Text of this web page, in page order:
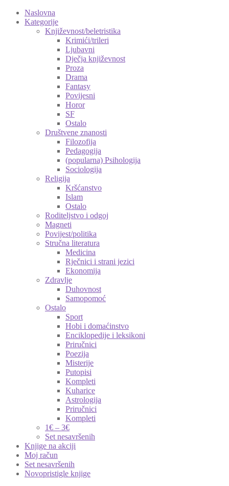
Naslovna
Kategorije
Književnost/beletristika
Krimići/trileri
Ljubavni
Dječja književnost
Proza
Drama
Fantasy
Povijesni
Horor
SF
Ostalo
Društvene znanosti
Filozofija
Pedagogija
(popularna) Psihologija
Sociologija
Religija
Kršćanstvo
Islam
Ostalo
Roditeljstvo i odgoj
Magneti
Povijest/politika
Stručna literatura
Medicina
Rječnici i strani jezici
Ekonomija
Zdravlje
Duhovnost
Samopomoć
Ostalo
Sport
Hobi i domaćinstvo
Enciklopedije i leksikoni
Priručnici
Poezija
Misterije
Putopisi
Kompleti
Kuharice
Astrologija
Priručnici
Kompleti
1€ – 3€
Set nesavršenih
Knjige na akciji
Moj račun
Set nesavršenih
Novopristigle knjige